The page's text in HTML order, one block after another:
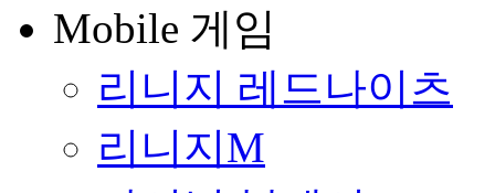
Mobile 게임
리니지 레드나이츠
리니지M